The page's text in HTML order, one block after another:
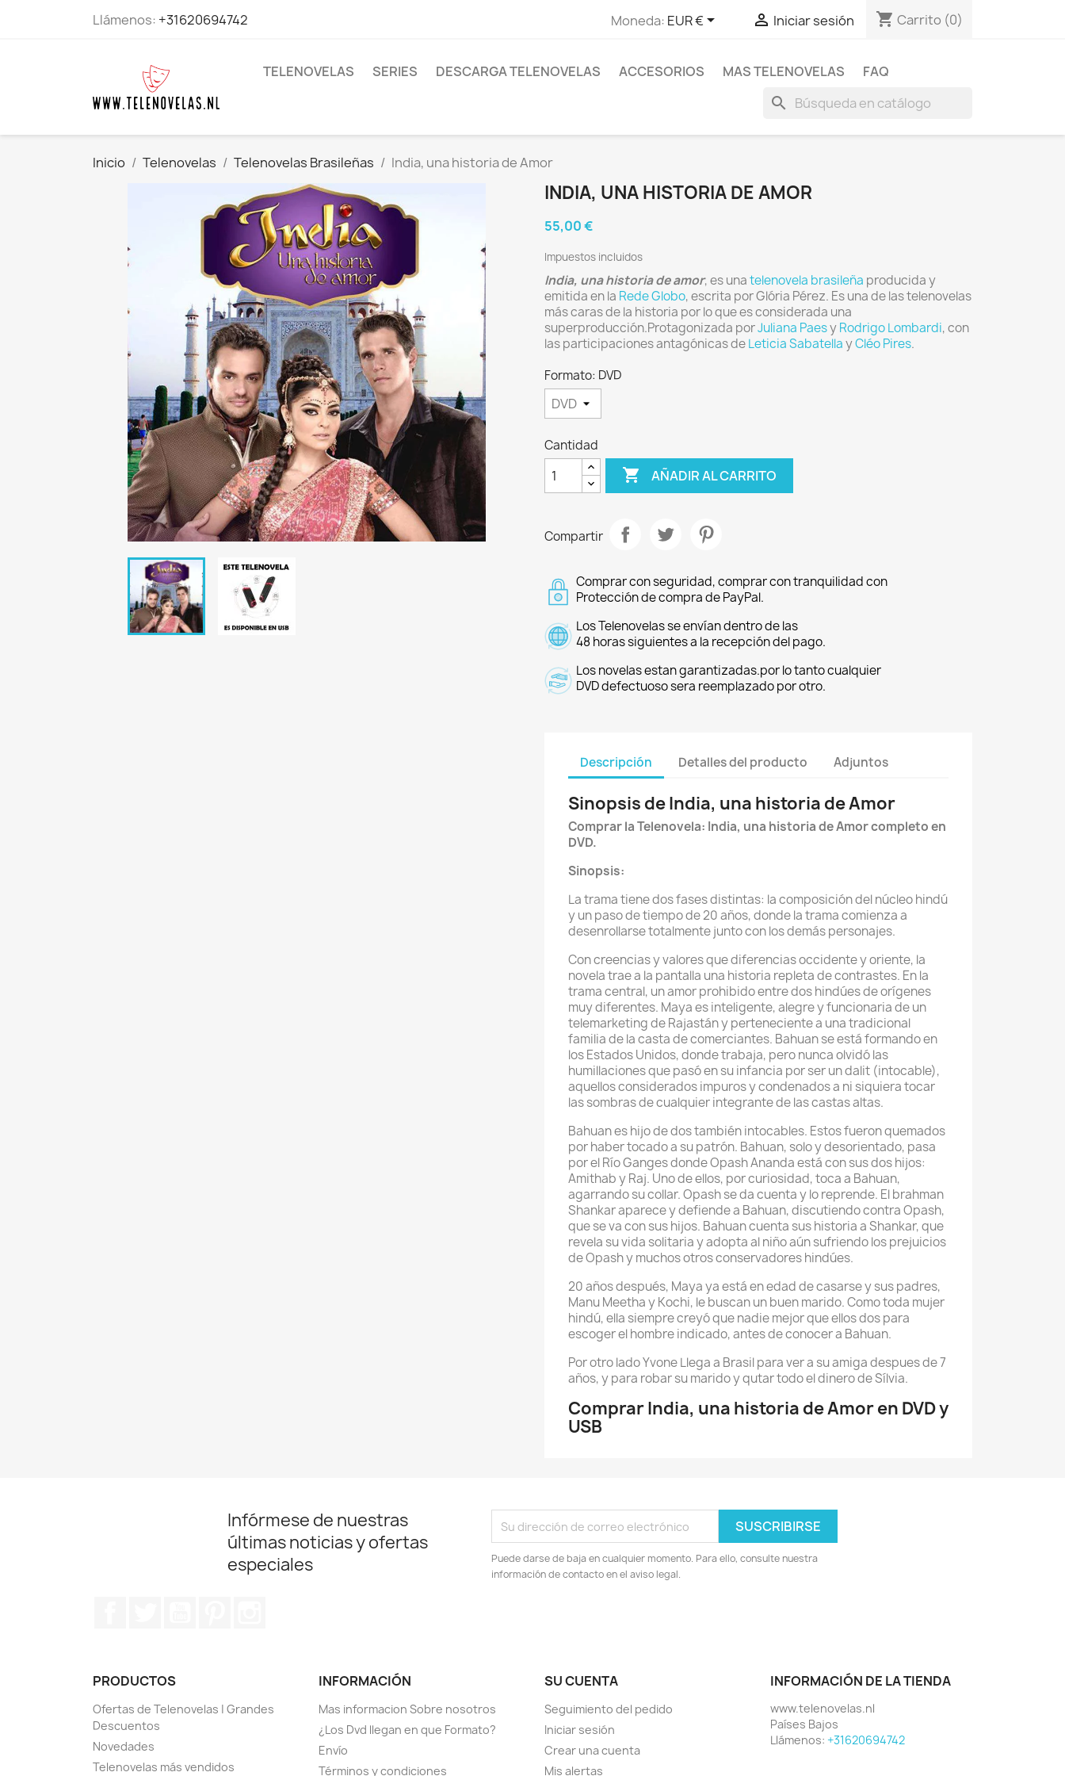
Llámenos: +31620694742 Moneda: EUR €  Iniciar sesión shopping_cart Carrito (0)
TELENOVELAS SERIES DESCARGA TELENOVELAS ACCESORIOS MAS TELENOVELAS FAQ
search
Inicio Telenovelas Telenovelas Brasileñas India, una historia de Amor
INDIA, UNA HISTORIA DE AMOR
55,00 €
Impuestos incluidos
India, una historia de amor, es unatelenovela brasileña producida y
emitida en la Rede Globo, escrita por Glória Pérez. Es una de las telenovelas
más caras de la historia por lo que es considerada una
superproducción.Protagonizada porJuliana PaesyRodrigo Lombardi, con
las participaciones antagónicas deLeticia SabatellayCléo Pires.
Formato: DVD
Cantidad
 AÑADIR AL CARRITO
Compartir
Comprar con seguridad, comprar con tranquilidad con
Protección de compra de PayPal.
Los Telenovelas se envían dentro de las
48 horas siguientes a la recepción del pago.
Los novelas estan garantizadas.por lo tanto cualquier
DVD defectuoso sera reemplazado por otro.
Descripción Detalles del producto Adjuntos
Sinopsis de India, una historia de Amor
Comprar la Telenovela: India, una historia de Amor completo en
DVD.
Sinopsis:
La trama tiene dos fases distintas: la composición del núcleo hindú
y un paso de tiempo de 20 años, donde la trama comienza a
desenrollarse totalmente junto con los demás personajes.
Con creencias y valores que diferencias occidente y oriente, la
novela trae a la pantalla una historia repleta de contrastes. En la
trama central, un amor prohibido entre dos hindúes de orígenes
muy diferentes. Maya es inteligente, alegre y funcionaria de un
telemarketing de Rajastán y perteneciente a una tradicional
familia de la casta de comerciantes. Bahuan se está formando en
los Estados Unidos, donde trabaja, pero nunca olvidó las
humillaciones que pasó en su infancia por ser un dalit (intocable),
aquellos considerados impuros y condenados a ni siquiera tocar
las sombras de cualquier integrante de las castas altas.
Bahuan es hijo de dos también intocables. Estos fueron quemados
por haber tocado a su patrón. Bahuan, solo y desorientado, pasa
por el Río Ganges donde Opash Ananda está con sus dos hijos:
Amithab y Raj. Uno de ellos, por curiosidad, toca a Bahuan,
agarrando su collar. Opash se da cuenta y lo reprende. El brahman
Shankar aparece y defiende a Bahuan, discutiendo contra Opash,
que se va con sus hijos. Bahuan cuenta sus historia a Shankar, que
revela su vida solitaria y adopta al niño aún sufriendo los prejuicios
de Opash y muchos otros conservadores hindúes.
20 años después, Maya ya está en edad de casarse y sus padres,
Manu Meetha y Kochi, le buscan un buen marido. Como toda mujer
hindú, ella siempre creyó que nadie mejor que ellos dos para
escoger el hombre indicado, antes de conocer a Bahuan.
Por otro lado Yvone Llega a Brasil para ver a su amiga despues de 7
años, y para robar su marido y qutar todo el dinero de Sílvia.
Comprar India, una historia de Amor en DVD y
USB
Infórmese de nuestras
últimas noticias y ofertas
especiales
Puede darse de baja en cualquier momento. Para ello, consulte nuestra
información de contacto en el aviso legal.
PRODUCTOS
Ofertas de Telenovelas | Grandes
Descuentos
Novedades
Telenovelas más vendidos
INFORMACIÓN
Mas informacion Sobre nosotros
¿Los Dvd llegan en que Formato?
Envío
Términos y condiciones
SU CUENTA
Seguimiento del pedido
Iniciar sesión
Crear una cuenta
Mis alertas
INFORMACIÓN DE LA TIENDA
www.telenovelas.nl
Países Bajos
Llámenos: +31620694742